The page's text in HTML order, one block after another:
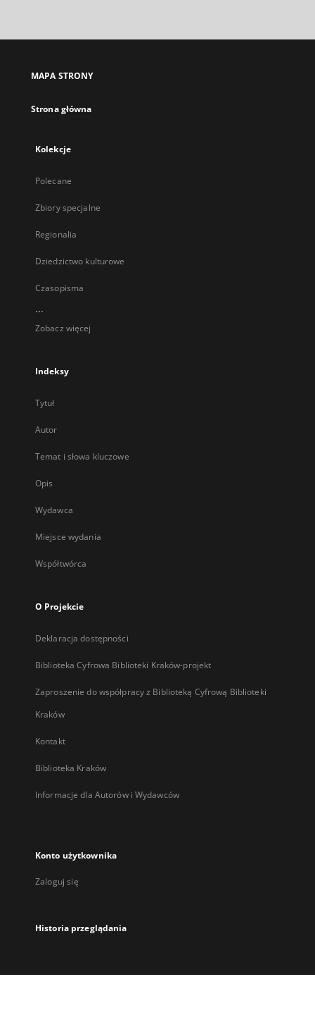
MAPA STRONY
Strona główna
Kolekcje
Polecane
Zbiory specjalne
Regionalia
Dziedzictwo kulturowe
Czasopisma
...
Zobacz więcej
Indeksy
Tytuł
Autor
Temat i słowa kluczowe
Opis
Wydawca
Miejsce wydania
Współtwórca
O Projekcie
Deklaracja dostępności
Biblioteka Cyfrowa Biblioteki Kraków-projekt
Zaproszenie do współpracy z Biblioteką Cyfrową Biblioteki
Kraków
Kontakt
Biblioteka Kraków
Informacje dla Autorów i Wydawców
Konto użytkownika
Zaloguj się
Historia przeglądania